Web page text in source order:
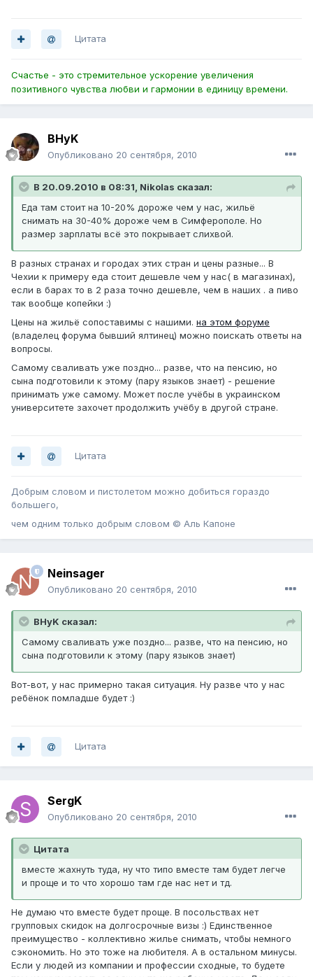
Цитата
Счастье - это стремительное ускорение увеличения
позитивного чувства любви и гармонии в единицу времени.
BHyK
Опубликовано 20 сентября, 2010
В 20.09.2010 в 08:31, Nikolas сказал:
Еда там стоит на 10-20% дороже чем у нас, жильё
снимать на 30-40% дороже чем в Симферополе. Но
размер зарплаты всё это покрывает слихвой.
В разных странах и городах этих стран и цены разные... В
Чехии к примеру еда стоит дешевле чем у нас( в магазинах),
если в барах то в 2 раза точно дешевле, чем в наших . а пиво
так вообще копейки :)
Цены на жильё сопоставимы с нашими. на этом форуме
(владелец форума бывший ялтинец) можно поискать ответы на
вопросы.
Самому сваливать уже поздно... разве, что на пенсию, но
сына подготовили к этому (пару языков знает) - решение
принимать уже самому. Может после учёбы в украинском
университете захочет продолжить учёбу в другой стране.
Цитата
Добрым словом и пистолетом можно добиться гораздо
большего,
чем одним только добрым словом © Аль Капоне
Neinsager
Опубликовано 20 сентября, 2010
BHyK сказал:
Самому сваливать уже поздно... разве, что на пенсию, но
сына подготовили к этому (пару языков знает)
Вот-вот, у нас примерно такая ситуация. Ну разве что у нас
ребёнок помладше будет :)
Цитата
SergK
Опубликовано 20 сентября, 2010
Цитата
вместе жахнуть туда, ну что типо вместе там будет легче
и проще и то что хорошо там где нас нет и тд.
Не думаю что вместе будет проще. В посольствах нет
групповых скидок на долгосрочные визы :) Единственное
преимущество - коллективно жилье снимать, чтобы немного
сэкономить. Но это тоже на любителя. А в остальном минусы.
Если у людей из компании и профессии сходные, то будете